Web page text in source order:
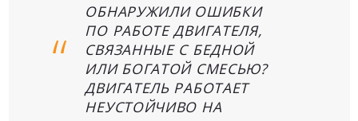
ОБНАРУЖИЛИ ОШИБКИ
ПО РАБОТЕ ДВИГАТЕЛЯ,
СВЯЗАННЫЕ С БЕДНОЙ
ИЛИ БОГАТОЙ СМЕСЬЮ?
ДВИГАТЕЛЬ РАБОТАЕТ
НЕУСТОЙЧИВО НА